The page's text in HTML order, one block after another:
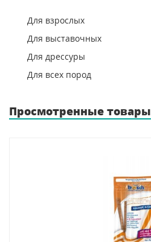
Для взрослых
Для выставочных
Для дрессуры
Для всех пород
Просмотренные товары